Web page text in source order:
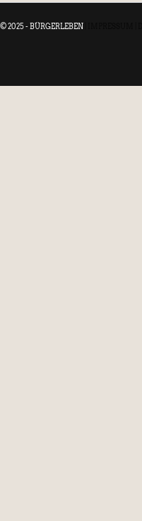
© 2025 - BÜRGERLEBEN